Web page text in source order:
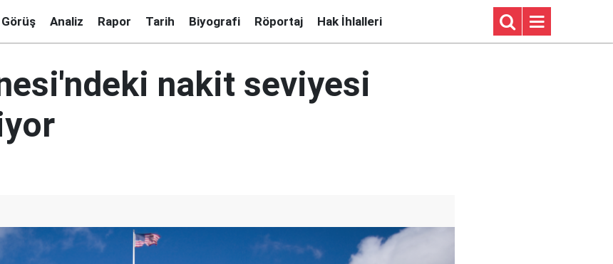
Görüş Analiz Rapor Tarih Biyografi Röportaj Hak İhlalleri
nakit seviyesi